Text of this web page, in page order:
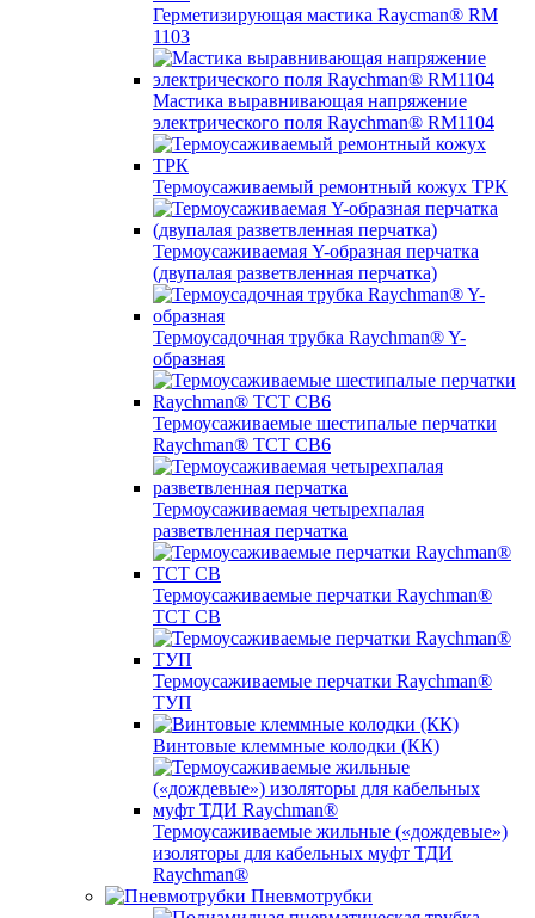
Герметизирующая мастика Raycman® RM
1103
Мастика выравнивающая напряжение
электрического поля Raychman® RM1104
Термоусаживаемый ремонтный кожух ТРК
Термоусаживаемая Y-образная перчатка
(двупалая разветвленная перчатка)
Термоусадочная трубка Raychman® Y-
образная
Термоусаживаемые шестипалые перчатки
Raychman® ТСТ СВ6
Термоусаживаемая четырехпалая
разветвленная перчатка
Термоусаживаемые перчатки Raychman®
TCT CB
Термоусаживаемые перчатки Raychman®
ТУП
Винтовые клеммные колодки (КК)
Термоусаживаемые жильные («дождевые»)
изоляторы для кабельных муфт ТДИ
Raychman®
Пневмотрубки